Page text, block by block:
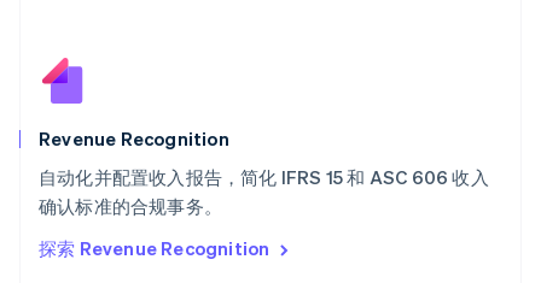
Revenue Recognition
自动化并配置收入报告，简化 IFRS 15 和 ASC 606 收入
确认标准的合规事务。
探索 Revenue Recognition
English
斯洛文尼亚
Italiano
泰国
ไทยEnglish
English